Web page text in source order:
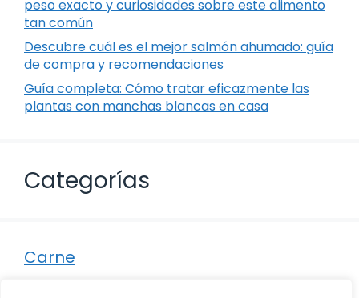
peso exacto y curiosidades sobre este alimento
tan común
Descubre cuál es el mejor salmón ahumado: guía
de compra y recomendaciones
Guía completa: Cómo tratar eficazmente las
plantas con manchas blancas en casa
Categorías
Carne